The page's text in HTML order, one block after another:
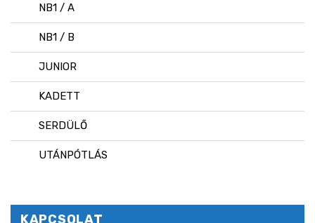
NB1 / A
NB1 / B
JUNIOR
KADETT
SERDÜLŐ
UTÁNPÓTLÁS
KAPCSOLAT